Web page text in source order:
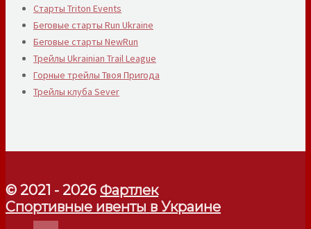
Старты Triton Events
Беговые старты Run Ukraine
Беговые старты NewRun
Трейлы Ukrainian Trail League
Горные трейлы Твоя Пригода
Трейлы клуба Sever
© 2021 - 2026 Фартлек
Спортивные ивенты в Украине